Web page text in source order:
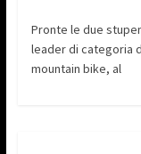
Pronte le due
leader di categoria
mountain bike, al